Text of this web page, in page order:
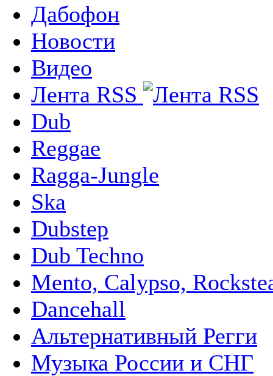
Дабофон
Новости
Видео
Лента RSS
Dub
Reggae
Ragga-Jungle
Ska
Dubstep
Dub Techno
Mento, Calypso,
Dancehall
Альтернативный Регги
Музыка России и СНГ